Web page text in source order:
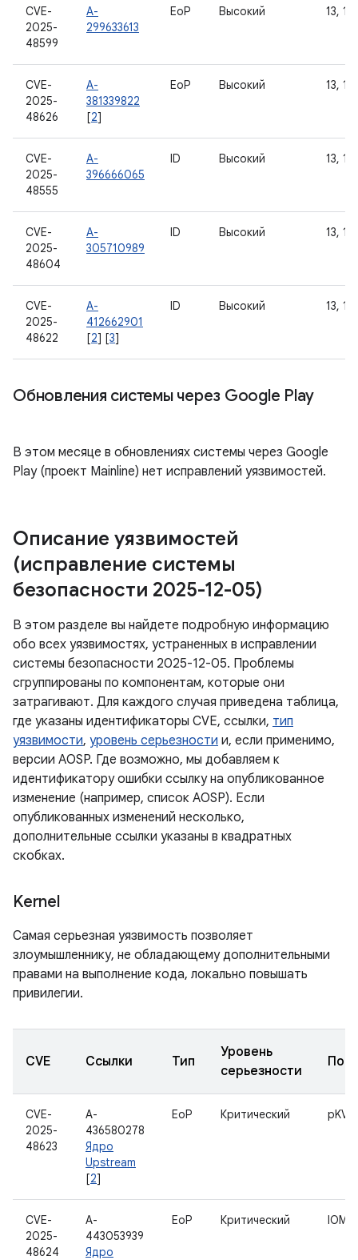
CVE-
2025-
48599
A-
299633613
EoP Высокий 13, 14
CVE-
2025-
48626
A-
381339822
[2]
EoP Высокий 13,
CVE-
2025-
48555
A-
396666065
ID Высокий 13,
CVE-
2025-
48604
A-
305710989
ID Высокий 13,
CVE-
2025-
48622
A-
412662901
[2] [3]
ID Высокий 13,
Обновления системы через Google Play
В этом месяце в обновлениях системы через Google
Play (проект Mainline) нет исправлений уязвимостей.
Описание уязвимостей
(исправление системы
безопасности 2025-12-05)
В этом разделе вы найдете подробную информацию
обо всех уязвимостях, устраненных в исправлении
системы безопасности 2025-12-05. Проблемы
сгруппированы по компонентам, которые они
затрагивают. Для каждого случая приведена таблица,
где указаны идентификаторы CVE, ссылки, тип
уязвимости, уровень серьезности и, если применимо,
версии AOSP. Где возможно, мы добавляем к
идентификатору ошибки ссылку на опубликованное
изменение (например, список AOSP). Если
опубликованных изменений несколько,
дополнительные ссылки указаны в квадратных
скобках.
Kernel
Самая серьезная уязвимость позволяет
злоумышленнику, не обладающему дополнительными
правами на выполнение кода, локально повышать
привилегии.
CVE Ссылки Тип
Уровень
серьезности
CVE-
2025-
48623
A-
436580278
Ядро
Upstream
[2]
EoP Критический pKVM
CVE-
2025-
48624
A-
443053939
Ядро
EoP Критический